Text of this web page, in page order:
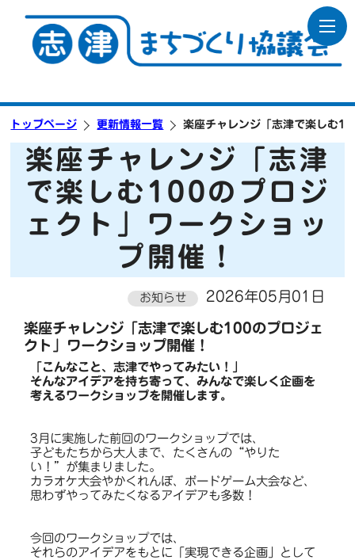
トップページ 更新情報一覧 楽座チャレンジ「志津で楽しむ
楽座チャレンジ「志津
で楽しむ100のプロジ
ェクト」ワークショッ
プ開催！
お知らせ 2026年05月01日
楽座チャレンジ「志津で楽しむ100のプロジェ
クト」ワークショップ開催！
「こんなこと、志津でやってみたい！」
そんなアイデアを持ち寄って、みんなで楽しく企画を
考えるワークショップを開催します。
3月に実施した前回のワークショップでは、
子どもたちから大人まで、たくさんの“やりた
い！”が集まりました。
カラオケ大会やかくれんぼ、ボードゲーム大会など、
思わずやってみたくなるアイデアも多数！
今回のワークショップでは、
それらのアイデアをもとに「実現できる企画」として